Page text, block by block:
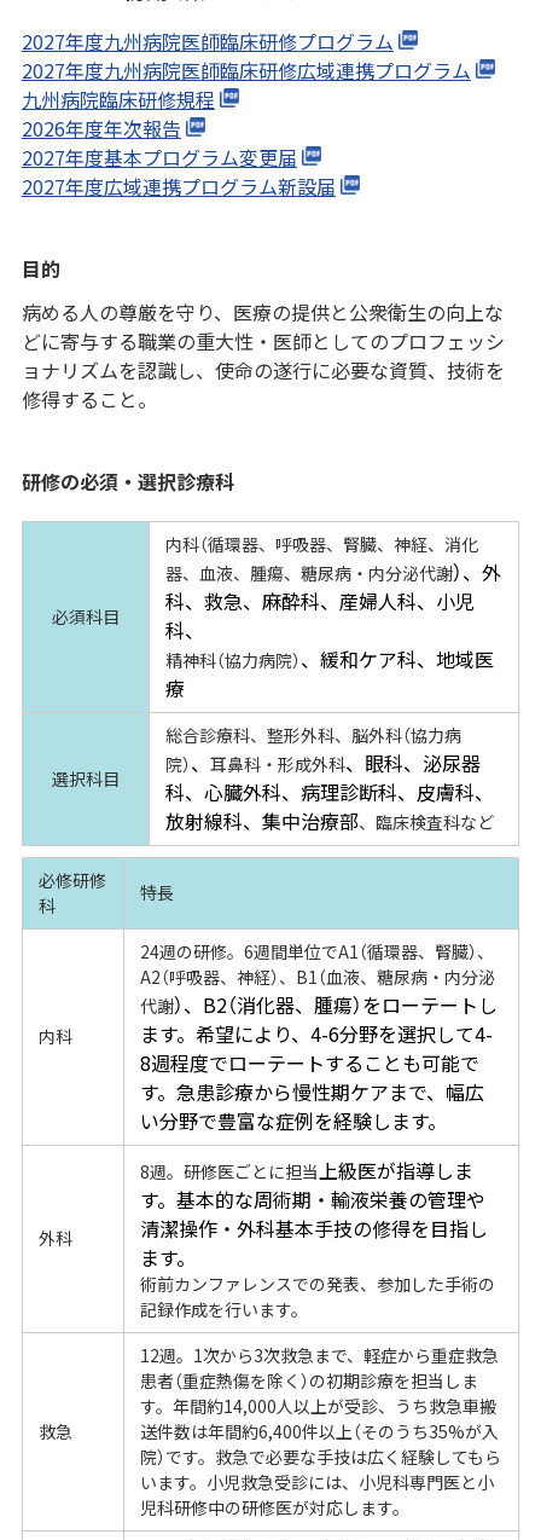
2027年度九州病院医師臨床研修プログラム
2027年度九州病院医師臨床研修広域連携プログラム
九州病院臨床研修規程
2026年度年次報告
2027年度基本プログラム変更届
2027年度広域連携プログラム新設届
目的
病める人の尊厳を守り、医療の提供と公衆衛生の向上な
どに寄与する職業の重大性・医師としてのプロフェッシ
ョナリズムを認識し、使命の遂行に必要な資質、技術を
修得すること。
研修の必須・選択診療科
必須科目
内科（循環器、呼吸器、腎臓、神経、消化
器、血液、腫瘍、糖尿病・内分泌代謝）、外
科、救急、麻酔科、産婦人科、小児
科、
精神科（協力病院） 、緩和ケア科、地域医
療
選択科目
総合診療科、整形外科、脳外科（協力病
院） 、耳鼻科・形成外科、眼科、泌尿器
科、心臓外科、病理診断科、皮膚科、
放射線科、集中治療部、臨床検査科など
必修研修
科
特長
内科
24週の研修。6週間単位でA1（循環器、腎臓）、
A2（呼吸器、神経）、B1（血液、糖尿病・内分泌
代謝）、B2（消化器、腫瘍）をローテートし
ます。希望により、4-6分野を選択して4-
8週程度でローテートすることも可能で
す。急患診療から慢性期ケアまで、幅広
い分野で豊富な症例を経験します。
外科
8週。研修医ごとに担当上級医が指導しま
す。基本的な周術期・輸液栄養の管理や
清潔操作・外科基本手技の修得を目指し
ます。
術前カンファレンスでの発表、参加した手術の
記録作成を行います。
救急
12週。1次から3次救急まで、軽症から重症救急
患者（重症熱傷を除く）の初期診療を担当しま
す。年間約14,000人以上が受診、うち救急車搬
送件数は年間約6,400件以上（そのうち35%が入
院）です。救急で必要な手技は広く経験してもら
います。小児救急受診には、小児科専門医と小
児科研修中の研修医が対応します。